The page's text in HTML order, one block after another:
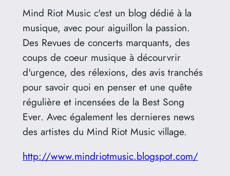
Mind Riot Music c'est un blog dédié à la
musique, avec pour aiguillon la passion.
Des Revues de concerts marquants, des
coups de coeur musique à décourvrir
d'urgence, des rélexions, des avis tranchés
pour savoir quoi en penser et une quête
régulière et incensées de la Best Song
Ever. Avec également les dernieres news
des artistes du Mind Riot Music village.
http://www.mindriotmusic.blogspot.com/